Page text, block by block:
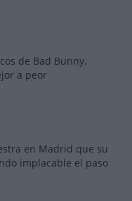
de Bad Bunny,
a peor
en Madrid que su
implacable el paso